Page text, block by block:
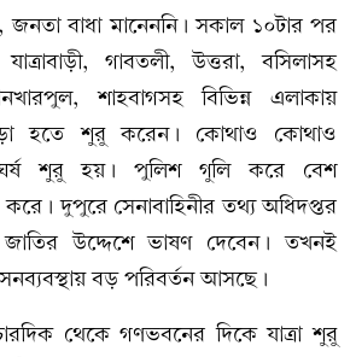
জনতা বাধা মানেননি। সকাল ১০টার পর
গাবতলী, উত্তরা, বসিলাসহ
শাহবাগসহ বিভিন্ন এলাকায়
হতে শুরু করেন। কোথাও কোথাও
শুরু হয়। পুলিশ গুলি করে বেশ
দুপুরে সেনাবাহিনীর তথ্য অধিদপ্তর
জাতির উদ্দেশে ভাষণ দেবেন। তখনই
বড় পরিবর্তন আসছে।
থেকে গণভবনের দিকে যাত্রা শুরু